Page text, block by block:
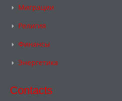
Миграции
Религия
Финансы
Энергетика
Contacts